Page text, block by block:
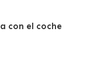
con el coche